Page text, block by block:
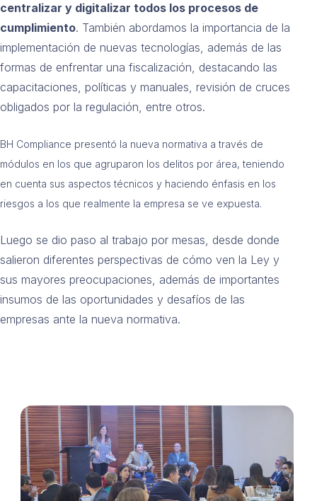
centralizar y digitalizar todos los procesos de
cumplimiento. También abordamos la importancia de la
implementación de nuevas tecnologías, además de las
formas de enfrentar una fiscalización, destacando las
capacitaciones, políticas y manuales, revisión de cruces
obligados por la regulación, entre otros.
BH Compliance presentó la nueva normativa a través de
módulos en los que agruparon los delitos por área, teniendo
en cuenta sus aspectos técnicos y haciendo énfasis en los
riesgos a los que realmente la empresa se ve expuesta.
Luego se dio paso al trabajo por mesas, desde donde
salieron diferentes perspectivas de cómo ven la Ley y
sus mayores preocupaciones, además de importantes
insumos de las oportunidades y desafíos de las
empresas ante la nueva normativa.